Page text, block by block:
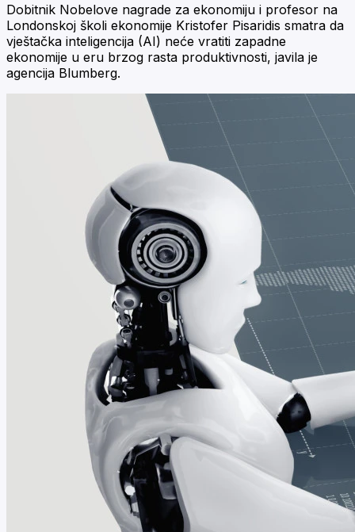
Dobitnik Nobelove nagrade za ekonomiju i profesor na
Londonskoj školi ekonomije Kristofer Pisaridis smatra da
vještačka inteligencija (AI) neće vratiti zapadne
ekonomije u eru brzog rasta produktivnosti, javila je
agencija Blumberg.